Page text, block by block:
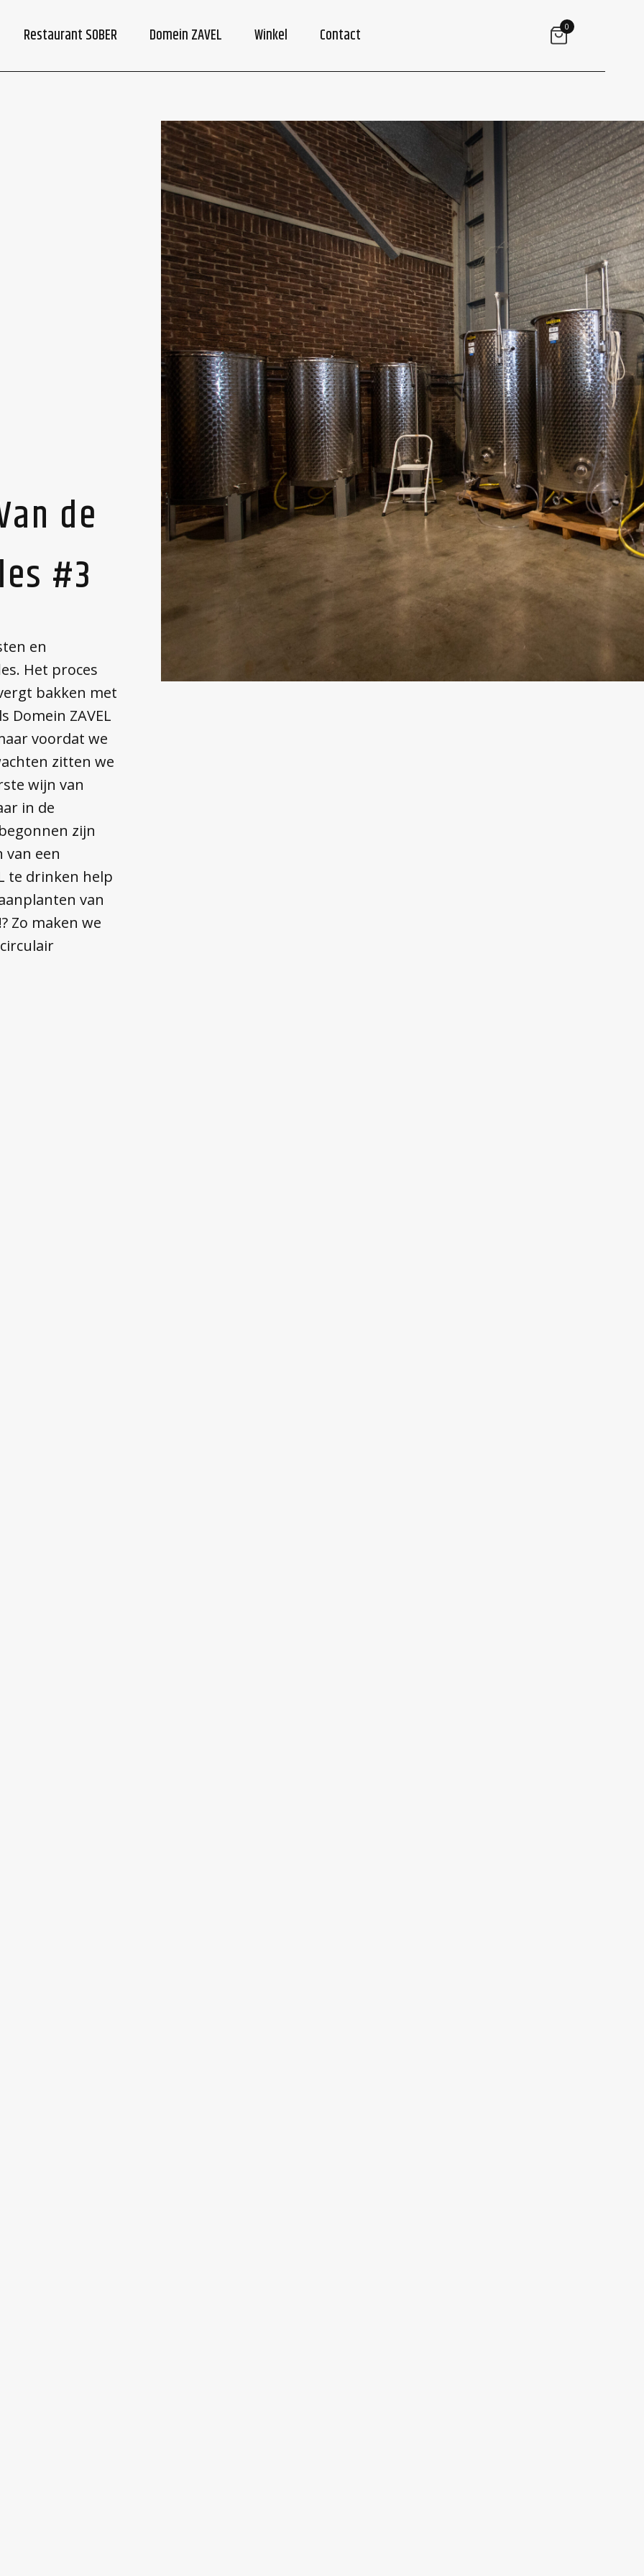
Restaurant SOBER Domein ZAVEL Winkel Contact 0
de
#3
en
Het proces
bakken met
Domein ZAVEL
voordat we
zitten we
wijn van
in de
zijn
een
te drinken help
van
Zo maken we